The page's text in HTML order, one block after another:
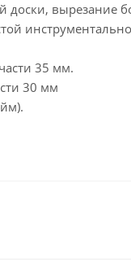
доски,
35 мм.
30 мм